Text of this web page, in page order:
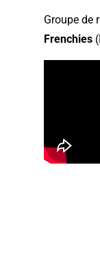
Groupe de
Frenchies